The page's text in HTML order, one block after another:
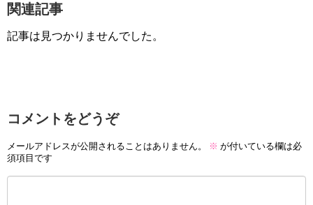
関連記事
記事は見つかりませんでした。
コメントをどうぞ
メールアドレスが公開されることはありません。 ※ が付いている欄は必
須項目です